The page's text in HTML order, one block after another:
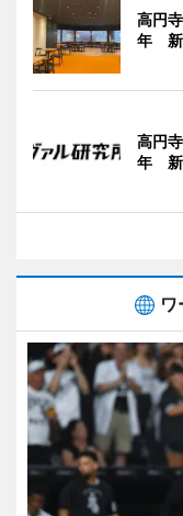
高円
年 新
高円
年 新